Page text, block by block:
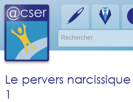
Le pervers
1